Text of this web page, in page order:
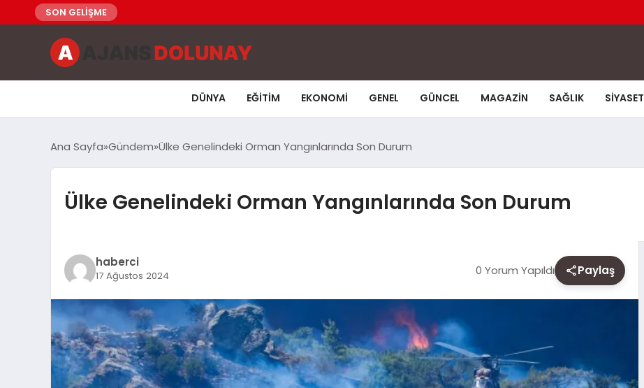
SON GELİŞME
DÜNYA EĞITIM EKONOMI GENEL GÜNCEL MAGAZIN SAĞLIK SIYASET
Ana Sayfa Gündem Ülke Genelindeki Orman Yangınlarında Son Durum
Ülke Genelindeki Orman Yangınlarında Son Durum
haberci
17 Ağustos 2024 0 Yorum Yapıldı Paylaş